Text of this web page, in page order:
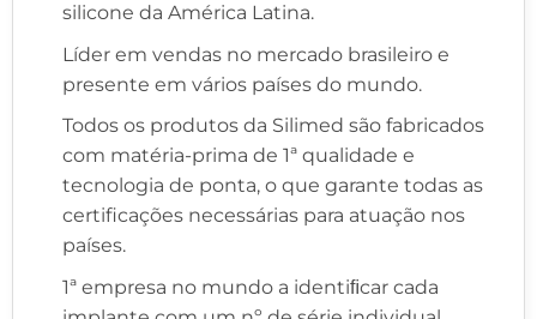
silicone da América Latina.
Líder em vendas no mercado brasileiro e
presente em vários países do mundo.
Todos os produtos da Silimed são fabricados
com matéria-prima de 1ª qualidade e
tecnologia de ponta, o que garante todas as
certificações necessárias para atuação nos
países.
1ª empresa no mundo a identiﬁcar cada